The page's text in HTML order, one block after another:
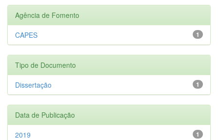
Agência de Fomento
1
CAPES
Tipo de Documento
1
Dissertação
Data de Publicação
1
2019